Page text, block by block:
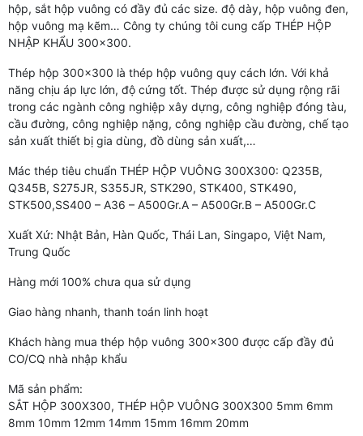
hộp, sắt hộp vuông có đầy đủ các size. độ dày, hộp vuông đen,
hộp vuông mạ kẽm… Công ty chúng tôi cung cấp THÉP HỘP
NHẬP KHẨU 300×300.
Thép hộp 300×300 là thép hộp vuông quy cách lớn. Với khả
năng chịu áp lực lớn, độ cứng tốt. Thép được sử dụng rộng rãi
trong các ngành công nghiệp xây dựng, công nghiệp đóng tàu,
cầu đường, công nghiệp nặng, công nghiệp cầu đường, chế tạo
sản xuất thiết bị gia dùng, đồ dùng sản xuất,…
Mác thép tiêu chuẩn THÉP HỘP VUÔNG 300X300: Q235B,
Q345B, S275JR, S355JR, STK290, STK400, STK490,
STK500,SS400 – A36 – A500Gr.A – A500Gr.B – A500Gr.C
Xuất Xứ: Nhật Bản, Hàn Quốc, Thái Lan, Singapo, Việt Nam,
Trung Quốc
Hàng mới 100% chưa qua sử dụng
Giao hàng nhanh, thanh toán linh hoạt
Khách hàng mua thép hộp vuông 300×300 được cấp đầy đủ
CO/CQ nhà nhập khẩu
Mã sản phẩm:
SẮT HỘP 300X300, THÉP HỘP VUÔNG 300X300 5mm 6mm
8mm 10mm 12mm 14mm 15mm 16mm 20mm